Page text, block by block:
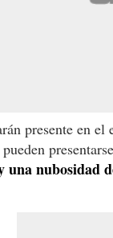
presente en
una nubosidad